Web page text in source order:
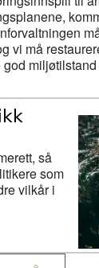
minst
vi må
så
som
vilkår i